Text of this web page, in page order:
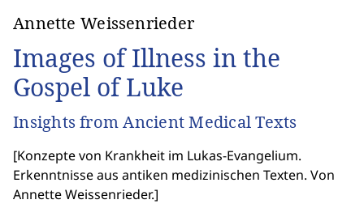
Annette Weissenrieder
Images of Illness in the
Gospel of Luke
Insights from Ancient Medical Texts
[Konzepte von Krankheit im Lukas-Evangelium.
Erkenntnisse aus antiken medizinischen Texten. Von
Annette Weissenrieder.]